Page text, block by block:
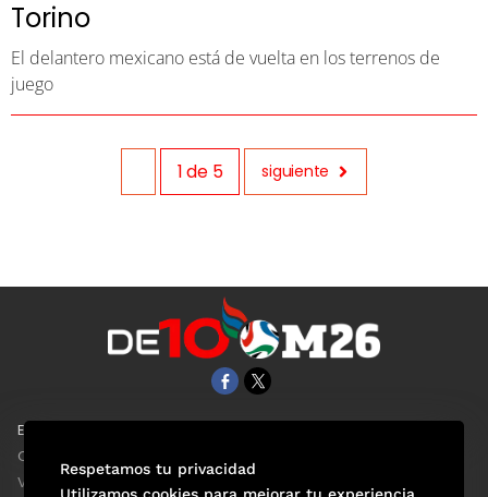
Torino
El delantero mexicano está de vuelta en los terrenos de
juego
1de 5 siguiente
EL UNIVERSAL
Clase
ViveUSA
Respetamos tu privacidad